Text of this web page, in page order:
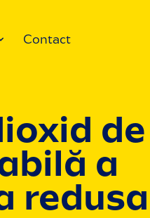
Contact
de
a